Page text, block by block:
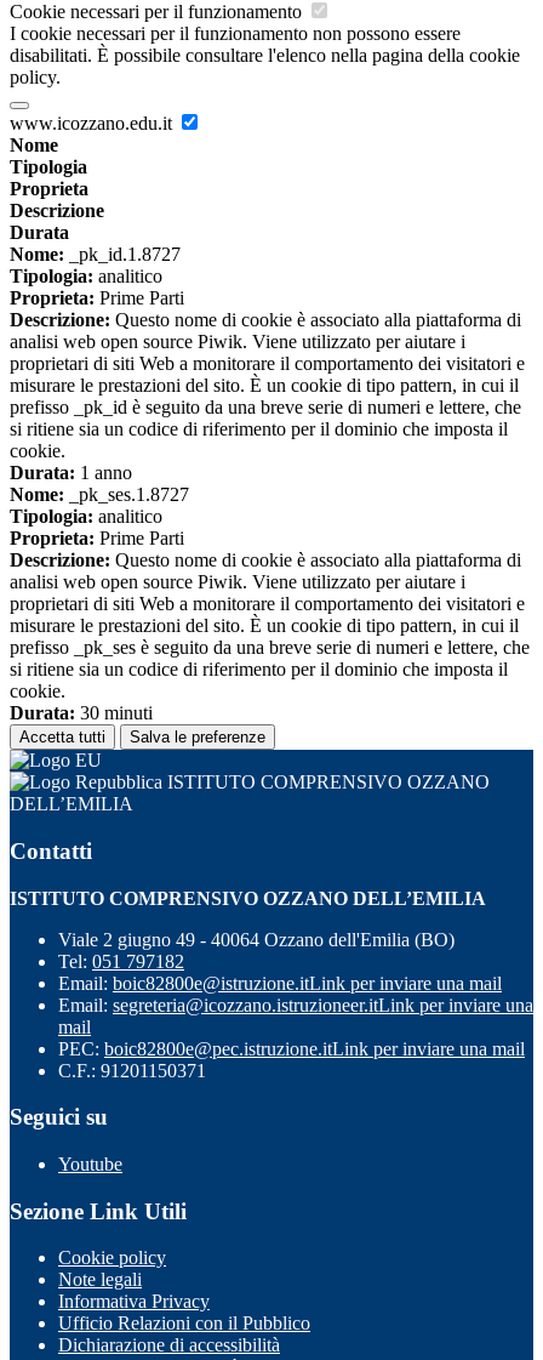
Cookie necessari per il funzionamento
I cookie necessari per il funzionamento non possono essere
disabilitati. È possibile consultare l'elenco nella pagina della cookie
policy.
www.icozzano.edu.it
Nome
Tipologia
Proprieta
Descrizione
Durata
Nome: _pk_id.1.8727
Tipologia: analitico
Proprieta: Prime Parti
Descrizione: Questo nome di cookie è associato alla piattaforma di
analisi web open source Piwik. Viene utilizzato per aiutare i
proprietari di siti Web a monitorare il comportamento dei visitatori e
misurare le prestazioni del sito. È un cookie di tipo pattern, in cui il
prefisso _pk_id è seguito da una breve serie di numeri e lettere, che
si ritiene sia un codice di riferimento per il dominio che imposta il
cookie.
Durata: 1 anno
Nome: _pk_ses.1.8727
Tipologia: analitico
Proprieta: Prime Parti
Descrizione: Questo nome di cookie è associato alla piattaforma di
analisi web open source Piwik. Viene utilizzato per aiutare i
proprietari di siti Web a monitorare il comportamento dei visitatori e
misurare le prestazioni del sito. È un cookie di tipo pattern, in cui il
prefisso _pk_ses è seguito da una breve serie di numeri e lettere, che
si ritiene sia un codice di riferimento per il dominio che imposta il
cookie.
Durata: 30 minuti
Accetta tutti Salva le preferenze
ISTITUTO COMPRENSIVO OZZANO
DELL’EMILIA
Contatti
ISTITUTO COMPRENSIVO OZZANO DELL’EMILIA
Viale 2 giugno 49 - 40064 Ozzano dell'Emilia (BO)
Tel: 051 797182
Email: boic82800e@istruzione.itLink per inviare una mail
Email: segreteria@icozzano.istruzioneer.itLink per inviare una
mail
PEC: boic82800e@pec.istruzione.itLink per inviare una mail
C.F.: 91201150371
Seguici su
Youtube
Sezione Link Utili
Cookie policy
Note legali
Informativa Privacy
Ufficio Relazioni con il Pubblico
Dichiarazione di accessibilità